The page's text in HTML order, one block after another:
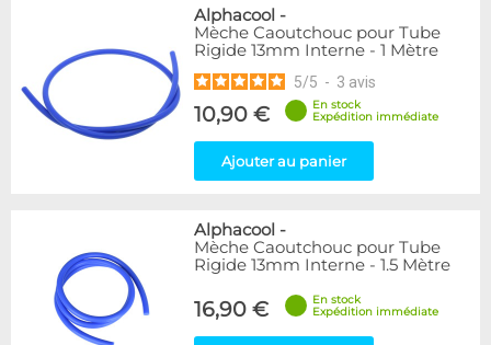
Alphacool -
Mèche Caoutchouc pour Tube
Rigide 13mm Interne - 1 Mètre
5/5 - 3 avis
10,90 €
En stock
Expédition immédiate
Ajouter au panier
Alphacool -
Mèche Caoutchouc pour Tube
Rigide 13mm Interne - 1.5 Mètre
16,90 €
En stock
Expédition immédiate